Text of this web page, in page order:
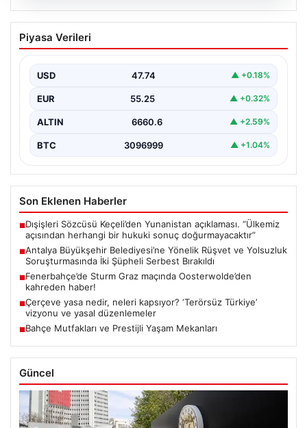
Antalya Büyükşehir Belediyesi’ne
Yönelik Rüşvet ve Yolsuzluk
Bırakıldı
Antalya Büyükşehir Belediyesi'ne bağlı gerçekleştirilen
rüşvet ve yolsuzluk soruşturması kapsamında önemli
Piyasa Verileri
USD 47.74 ▲ +0.18%
EUR 55.25 ▲ +0.32%
ALTIN 6660.6 ▲ +2.59%
BTC 3096999 ▲ +1.04%
Son Eklenen Haberler
■Dışişleri Sözcüsü Keçeli’den Yunanistan açıklaması. “Ülkemiz
açısından herhangi bir hukuki sonuç doğurmayacaktır”
■Antalya Büyükşehir Belediyesi’ne Yönelik Rüşvet ve Yolsuzluk
Soruşturmasında İki Şüpheli Serbest Bırakıldı
■Fenerbahçe’de Sturm Graz maçında Oosterwolde’den
kahreden haber!
■Çerçeve yasa nedir, neleri kapsıyor? ‘Terörsüz Türkiye’
vizyonu ve yasal düzenlemeler
■Bahçe Mutfakları ve Prestijli Yaşam Mekanları
Güncel